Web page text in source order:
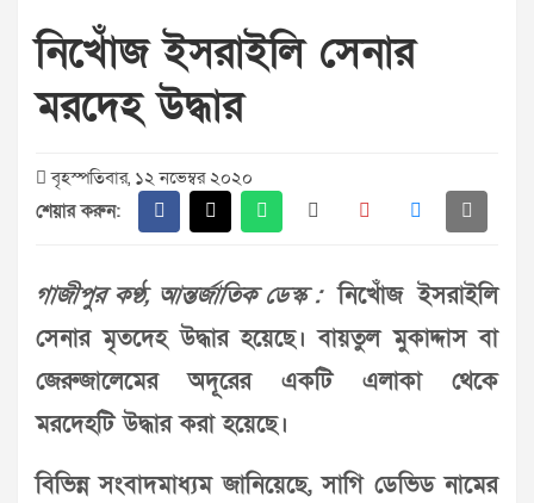
নিখোঁজ ইসরাইলি সেনার
মরদেহ উদ্ধার
বৃহস্পতিবার, ১২ নভেম্বর ২০২০
শেয়ার করুন:
গাজীপুর কণ্ঠ, আন্তর্জাতিক ডেস্ক :নিখোঁজ ইসরাইলি
সেনার মৃতদেহ উদ্ধার হয়েছে। বায়তুল মুকাদ্দাস বা
জেরুজালেমের অদূরের একটি এলাকা থেকে
মরদেহটি উদ্ধার করা হয়েছে।
বিভিন্ন সংবাদমাধ্যম জানিয়েছে, সাগি ডেভিড নামের